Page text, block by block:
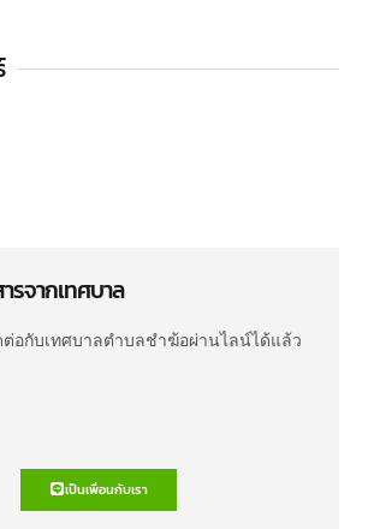
รจากเทศบาล
อกับเทศบาลตำบลชำฆ้อผ่านไลน์ได้แล้ว
เป็นเพื่อนกับเรา